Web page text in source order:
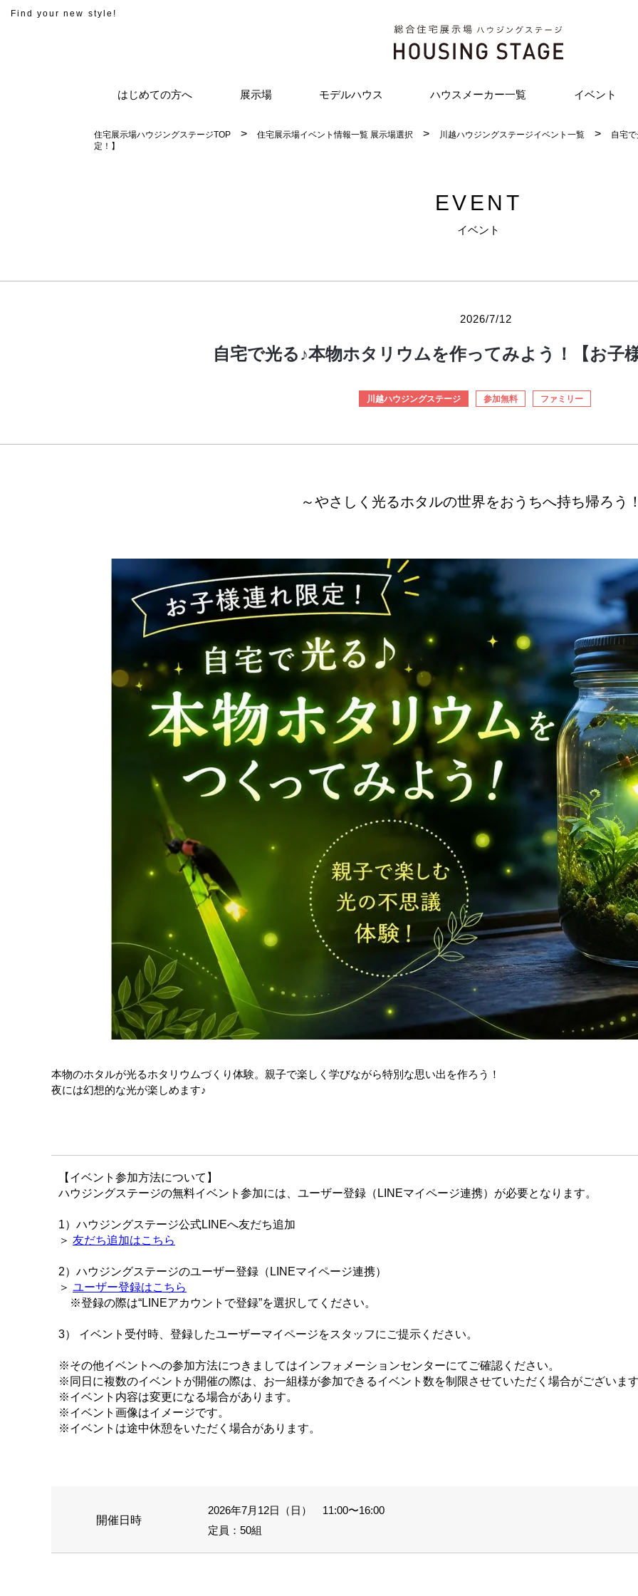
Find your new style!
はじめての方へ 展示場 モデルハウス ハウスメーカー一覧 イベント
住宅展示場ハウジングステージTOP 住宅展示場イベント情報一覧 展示場選択 川越ハウジングステージイベント一覧
自宅
定！】
EVENT
イベント
2026/7/12
自宅で光る♪本物ホタリウムを作ってみよう！【お子
川越ハウジングステージ 参加無料 ファミリー
～やさしく光るホタルの世界をおうちへ持ち帰ろう
本物のホタルが光るホタリウムづくり体験。親子で楽しく学びながら特別な思い出を作ろう！
夜には幻想的な光が楽しめます♪
【イベント参加方法について】
ハウジングステージの無料イベント参加には、ユーザー登録（LINEマイページ連携）が必要となります。
1）ハウジングステージ公式LINEへ友だち追加
＞ 友だち追加はこちら
2）ハウジングステージのユーザー登録（LINEマイページ連携）
＞ ユーザー登録はこちら
※登録の際は“LINEアカウントで登録”を選択してください。
3） イベント受付時、登録したユーザーマイページをスタッフにご提示ください。
※その他イベントへの参加方法につきましてはインフォメーションセンターにてご確認ください。
※同日に複数のイベントが開催の際は、お一組様が参加できるイベント数を制限させていただく場合がございま
※イベント内容は変更になる場合があります。
※イベント画像はイメージです。
※イベントは途中休憩をいただく場合があります。
開催日時
2026年7月12日（日） 11:00〜16:00
定員：50組